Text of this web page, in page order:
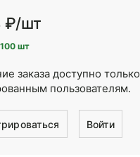
₽/шт
шт
заказа доступно только
пользователям.
Войти